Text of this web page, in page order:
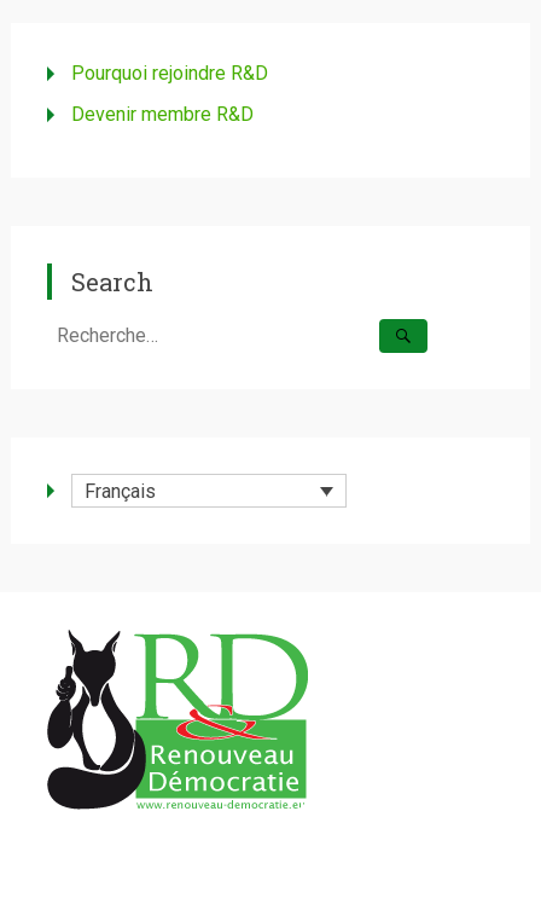
Pourquoi rejoindre R&D
Devenir membre R&D
Search
Rechercher :
Français